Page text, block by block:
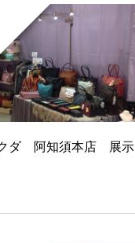
クダ 阿知須本店 展示